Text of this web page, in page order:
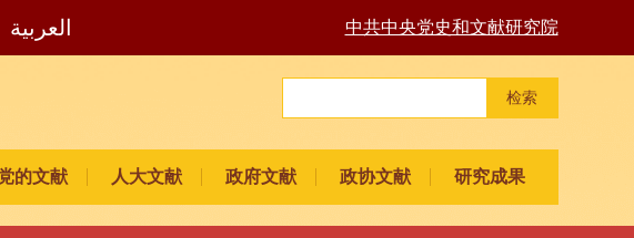
العربية 中共中央党史和文献研究院
检索
的文献 人大文献 政府文献 政协文献 研究成果